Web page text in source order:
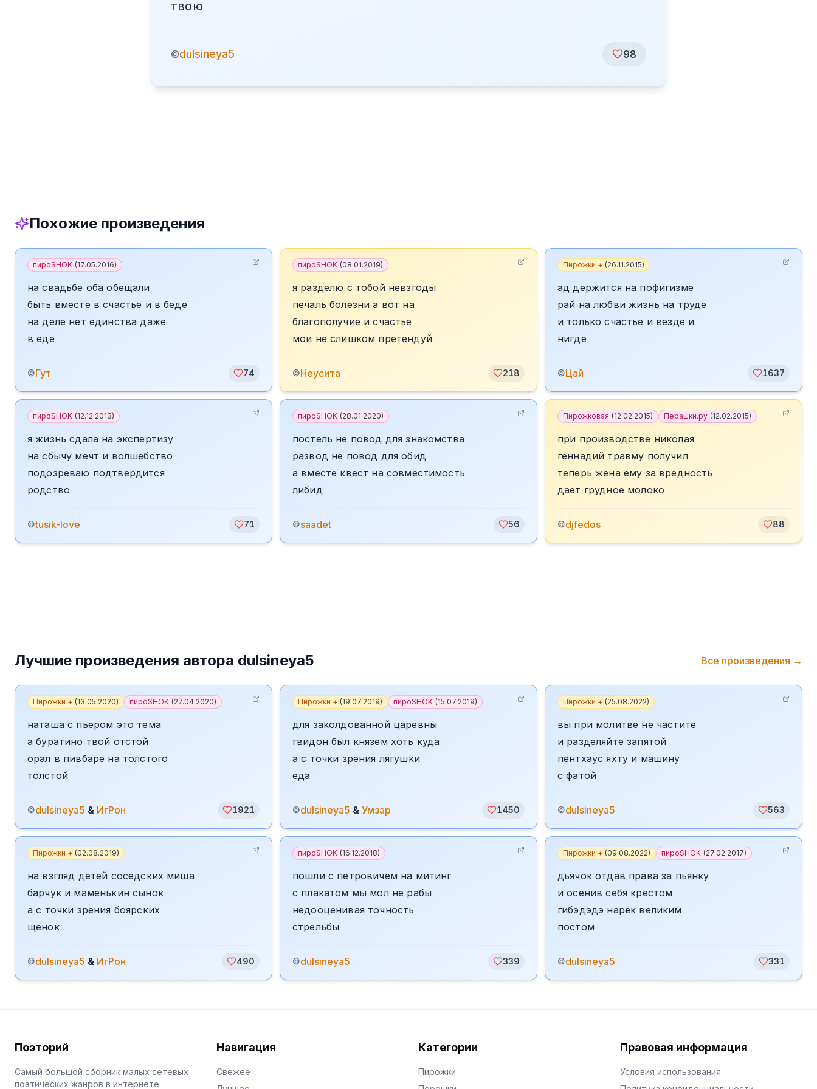
твою
©dulsineya5 98
Похожие произведения
пироSHOK (17.05.2016)
на свадьбе оба обещали
быть вместе в счастье и в беде
на деле нет единства даже
в еде
©Гут 74
пироSHOK (08.01.2019)
я разделю с тобой невзгоды
печаль болезни а вот на
благополучие и счастье
мои не слишком претендуй
©Неусита 218
Пирожки + (26.11.2015)
ад держится на пофигизме
рай на любви жизнь на труде
и только счастье и везде и
нигде
©Цай 1637
пироSHOK (12.12.2013)
я жизнь сдала на экспертизу
на сбычу мечт и волшебство
подозреваю подтвердится
родство
©tusik-love 71
пироSHOK (28.01.2020)
постель не повод для знакомства
развод не повод для обид
а вместе квест на совместимость
либид
©saadet 56
Пирожковая (12.02.2015) Перашки.ру (12.02.2015)
при производстве николая
геннадий травму получил
теперь жена ему за вредность
дает грудное молоко
©djfedos 88
Лучшие произведения автора dulsineya5 Все произведения →
Пирожки + (13.05.2020) пироSHOK (27.04.2020)
наташа с пьером это тема
а буратино твой отстой
орал в пивбаре на толстого
толстой
©dulsineya5 & ИгРон 1921
Пирожки + (19.07.2019) пироSHOK (15.07.2019)
для заколдованной царевны
гвидон был князем хоть куда
а с точки зрения лягушки
еда
©dulsineya5 & Умзар 1450
Пирожки + (25.08.2022)
вы при молитве не частите
и разделяйте запятой
пентхаус яхту и машину
с фатой
©dulsineya5 563
Пирожки + (02.08.2019)
на взгляд детей соседских миша
барчук и маменькин сынок
а с точки зрения боярских
щенок
©dulsineya5 & ИгРон 490
пироSHOK (16.12.2018)
пошли с петровичем на митинг
с плакатом мы мол не рабы
недооценивая точность
стрельбы
©dulsineya5 339
Пирожки + (09.08.2022) пироSHOK (27.02.2017)
дьячок отдав права за пьянку
и осенив себя крестом
гибэдэдэ нарёк великим
постом
©dulsineya5 331
Поэторий
Самый большой сборник малых сетевых
поэтических жанров в интернете.
Навигация
Свежее
Категории
Пирожки
Правовая информация
Условия использования